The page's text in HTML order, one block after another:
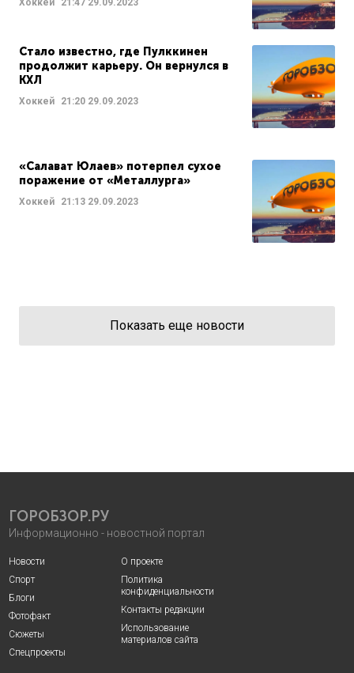
Хоккей 21:47 29.09.2023
Стало известно, где Пулккинен
продолжит карьеру. Он вернулся в
КХЛ
Хоккей 21:20 29.09.2023
«Салават Юлаев» потерпел сухое
поражение от «Металлурга»
Хоккей 21:13 29.09.2023
Показать еще новости
ГОРОБЗОР.РУ
Информационно - новостной портал
Новости
Спорт
Блоги
Фотофакт
Сюжеты
Спецпроекты
О проекте
Политика
конфиденциальности
Контакты редакции
Использование
материалов сайта